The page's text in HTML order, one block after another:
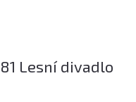
Lesní divadlo